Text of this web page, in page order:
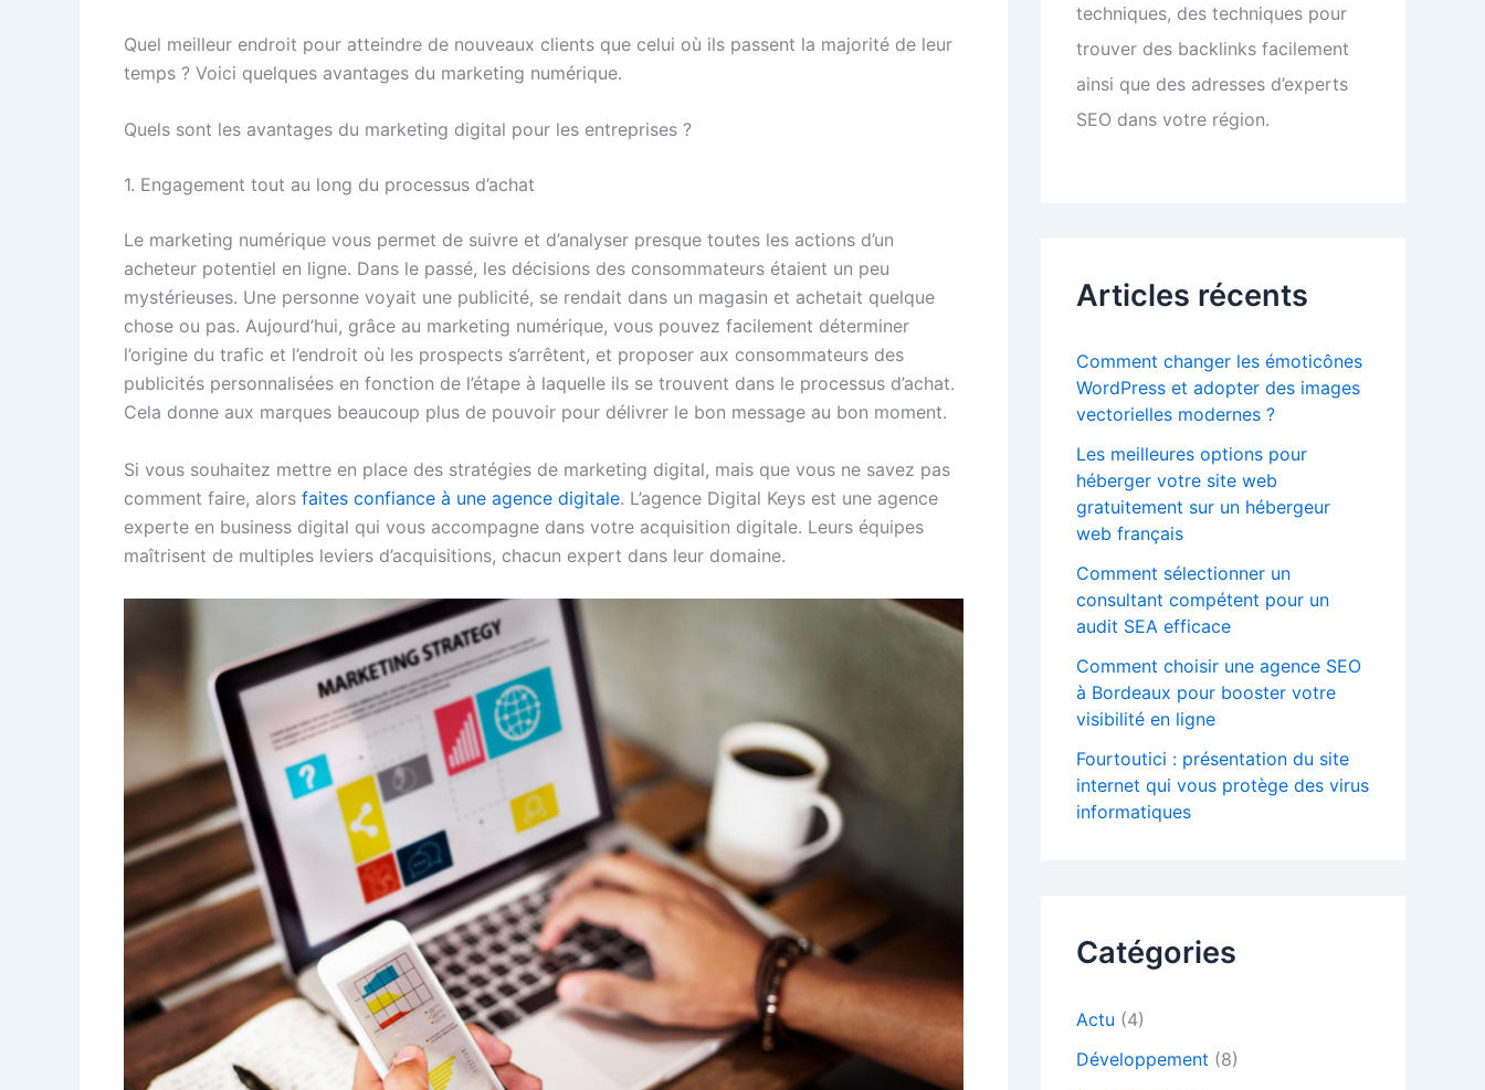
Quel meilleur endroit pour atteindre de nouveaux clients que celui où ils passent la majorité de leur
temps ? Voici quelques avantages du marketing numérique.
Quels sont les avantages du marketing digital pour les entreprises ?
1. Engagement tout au long du processus d’achat
Le marketing numérique vous permet de suivre et d’analyser presque toutes les actions d’un
acheteur potentiel en ligne. Dans le passé, les décisions des consommateurs étaient un peu
mystérieuses. Une personne voyait une publicité, se rendait dans un magasin et achetait quelque
chose ou pas. Aujourd’hui, grâce au marketing numérique, vous pouvez facilement déterminer
l’origine du trafic et l’endroit où les prospects s’arrêtent, et proposer aux consommateurs des
publicités personnalisées en fonction de l’étape à laquelle ils se trouvent dans le processus d’achat.
Cela donne aux marques beaucoup plus de pouvoir pour délivrer le bon message au bon moment.
Si vous souhaitez mettre en place des stratégies de marketing digital, mais que vous ne savez pas
comment faire, alors faites confiance à une agence digitale. L’agence Digital Keys est une agence
experte en business digital qui vous accompagne dans votre acquisition digitale. Leurs équipes
maîtrisent de multiples leviers d’acquisitions, chacun expert dans leur domaine.
techniques, des techniques pour
trouver des backlinks facilement
ainsi que des adresses d’experts
SEO dans votre région.
Articles récents
Comment changer les émoticônes
WordPress et adopter des images
vectorielles modernes ?
Les meilleures options pour
héberger votre site web
gratuitement sur un hébergeur
web français
Comment sélectionner un
consultant compétent pour un
audit SEA efficace
Comment choisir une agence SEO
à Bordeaux pour booster votre
visibilité en ligne
Fourtoutici : présentation du site
internet qui vous protège des virus
informatiques
Catégories
Actu (4)
Développement (8)